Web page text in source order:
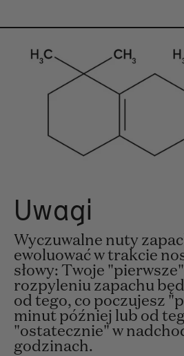
Uwagi
Wyczuwalne nuty
ewoluować w trakcie
słowy: Twoje
rozpyleniu zapachu
od tego, co poczujesz
minut później lub od
"ostatecznie" w
godzinach.